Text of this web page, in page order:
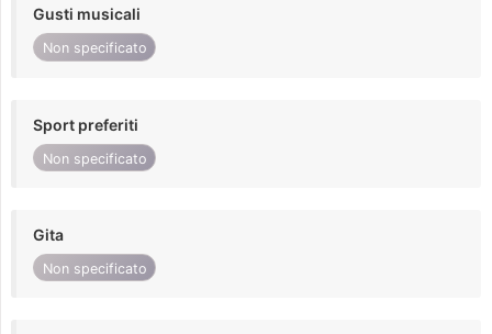
Gusti musicali
Non specificato
Sport preferiti
Non specificato
Gita
Non specificato